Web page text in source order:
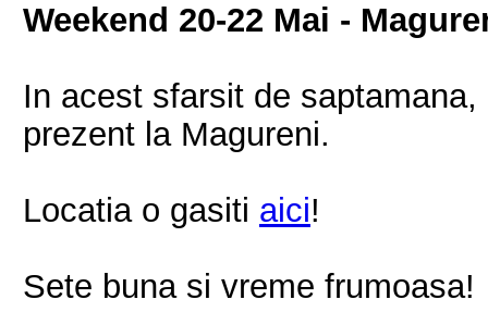
Weekend 20-22 Mai -
In acest sfarsit de saptamana,
prezent la Magureni.
Locatia o gasiti aici!
Sete buna si vreme frumoasa!